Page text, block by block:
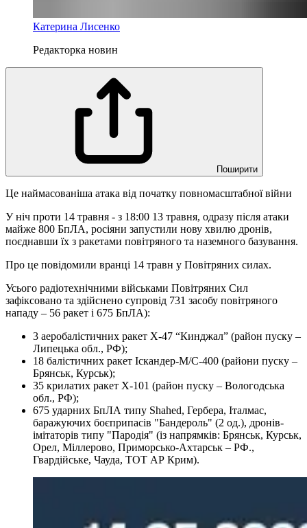
Катерина Лисенко
Редакторка новин
Поширити
Це наймасованіша атака від початку повномасштабної війни
У ніч проти 14 травня - з 18:00 13 травня, одразу після атаки
майже 800 БпЛА, росіяни запустили нову хвилю дронів,
поєднавши їх з ракетами повітряного та наземного базування.
Про це повідомили вранці 14 травн у Повітряних силах.
Усього радіотехнічними військами Повітряних Сил
зафіксовано та здійснено супровід 731 засобу повітряного
нападу – 56 ракет і 675 БпЛА):
3 аеробалістичних ракет Х-47 “Кинджал” (район пуску –
Липецька обл., РФ);
18 балістичних ракет Іскандер-М/С-400 (райони пуску –
Брянськ, Курськ);
35 крилатих ракет Х-101 (район пуску – Вологодська
обл., РФ);
675 ударних БпЛА типу Shahed, Гербера, Італмас,
баражуючих боєприпасів "Бандероль" (2 од.), дронів-
імітаторів типу "Пародія" (із напрямків: Брянськ, Курськ,
Орел, Міллерово, Приморсько-Ахтарськ – РФ.,
Гвардійське, Чауда, ТОТ АР Крим).